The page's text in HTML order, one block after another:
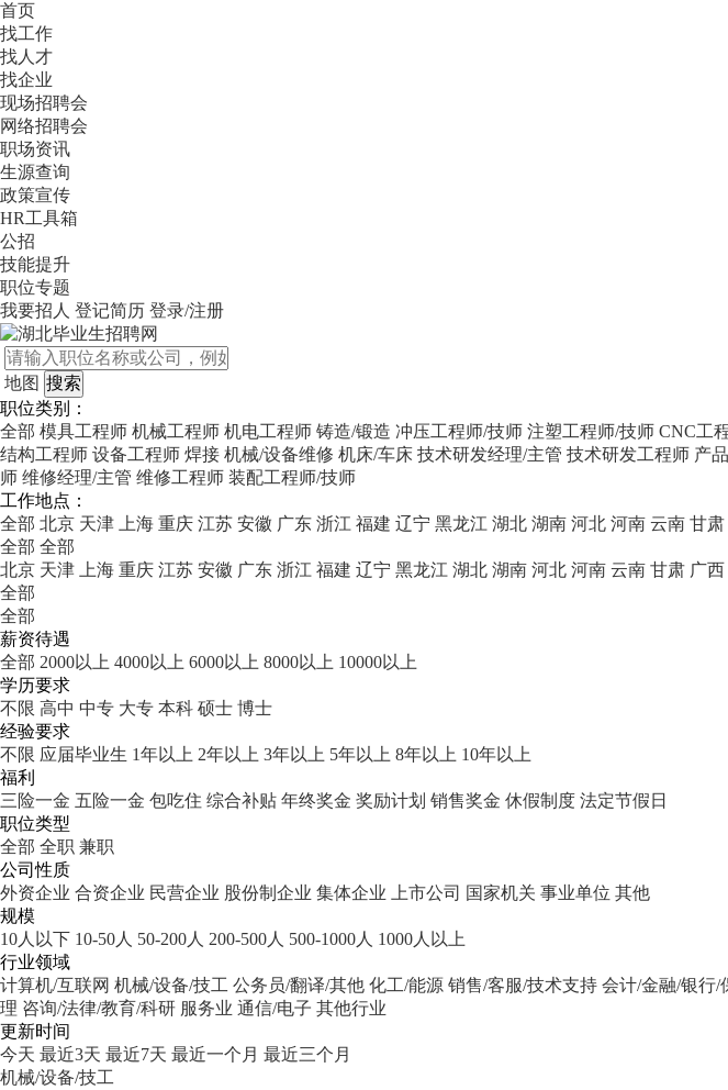
首页
找工作
找人才
找企业
现场招聘会
网络招聘会
职场资讯
生源查询
政策宣传
HR工具箱
公招
技能提升
职位专题
我要招人 登记简历 登录/注册
地图
职位类别：
全部 模具工程师 机械工程师 机电工程师 铸造/锻造 冲压工程师/技师 注塑工程师/技师 CNC工
结构工程师 设备工程师 焊接 机械/设备维修 机床/车床 技术研发经理/主管 技术研发工程师 产
师 维修经理/主管 维修工程师 装配工程师/技师
工作地点：
全部 北京 天津 上海 重庆 江苏 安徽 广东 浙江 福建 辽宁 黑龙江 湖北 湖南 河北 河南 云南 甘肃
全部 全部
北京 天津 上海 重庆 江苏 安徽 广东 浙江 福建 辽宁 黑龙江 湖北 湖南 河北 河南 云南 甘肃 广西
全部
全部
薪资待遇
全部 2000以上 4000以上 6000以上 8000以上 10000以上
学历要求
不限 高中 中专 大专 本科 硕士 博士
经验要求
不限 应届毕业生 1年以上 2年以上 3年以上 5年以上 8年以上 10年以上
福利
三险一金 五险一金 包吃住 综合补贴 年终奖金 奖励计划 销售奖金 休假制度 法定节假日
职位类型
全部 全职 兼职
公司性质
外资企业 合资企业 民营企业 股份制企业 集体企业 上市公司 国家机关 事业单位 其他
规模
10人以下 10-50人 50-200人 200-500人 500-1000人 1000人以上
行业领域
计算机/互联网 机械/设备/技工 公务员/翻译/其他 化工/能源 销售/客服/技术支持 会计/金融/银行/
理 咨询/法律/教育/科研 服务业 通信/电子 其他行业
更新时间
今天 最近3天 最近7天 最近一个月 最近三个月
机械/设备/技工